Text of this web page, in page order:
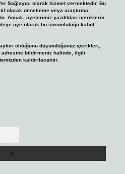
Sağlayıcı olarak hizmet vermektedir. Bu
olarak denetleme veya araştırma
Ancak, üyelerimiz yazdıkları içeriklerin
üye olarak bu sorumluluğu kabul
olduğunu düşündüğünüz içerikleri,
adresine bildirmeniz halinde, ilgili
kaldırılacaktır.